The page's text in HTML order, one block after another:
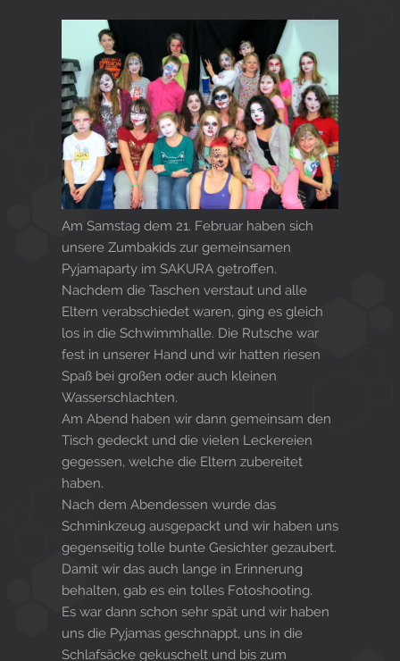
Sauna- und Freizeitcenter
Aktiv für Ihre Gesundheit
Gesunde Ernährungsberatung
Am Samstag dem 21. Februar haben sich
unsere Zumbakids zur gemeinsamen
Pyjamaparty im SAKURA getroffen.
Nachdem die Taschen verstaut und alle
Eltern verabschiedet waren, ging es gleich
los in die Schwimmhalle. Die Rutsche war
fest in unserer Hand und wir hatten riesen
Spaß bei großen oder auch kleinen
Wasserschlachten.
Am Abend haben wir dann gemeinsam den
Tisch gedeckt und die vielen Leckereien
gegessen, welche die Eltern zubereitet
haben.
Nach dem Abendessen wurde das
Schminkzeug ausgepackt und wir haben uns
gegenseitig tolle bunte Gesichter gezaubert.
Damit wir das auch lange in Erinnerung
behalten, gab es ein tolles Fotoshooting.
Es war dann schon sehr spät und wir haben
uns die Pyjamas geschnappt, uns in die
Schlafsäcke gekuschelt und bis zum